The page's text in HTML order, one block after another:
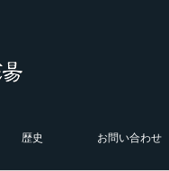
歴史 お問い合わせ